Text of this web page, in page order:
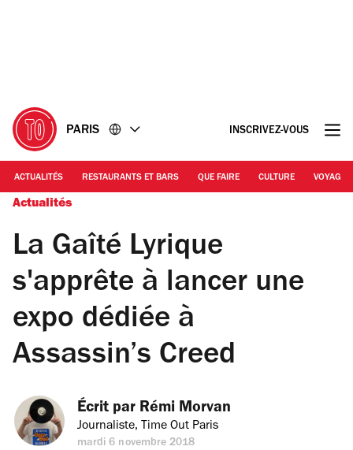
PARIS INSCRIVEZ-VOUS
ACTUALITÉS RESTAURANTS ET BARS QUE FAIRE CULTURE VOYAGE
Actualités
La Gaîté Lyrique
s'apprête à lancer une
expo dédiée à
Assassin’s Creed
Écrit par Rémi Morvan
Journaliste, Time Out Paris
mardi 6 novembre 2018